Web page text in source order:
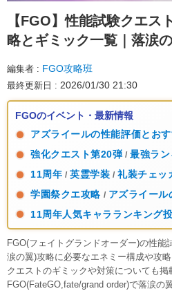
【FGO】性能試験クエス
略とギミック一覧｜落涙
編集者 FGO攻略班
最終更新日 2026/01/30 21:30
FGOのイベント・最新情報
アズライールの性能評価とお
強化クエスト第20弾 / 最強ラ
11周年 / 英霊学装 / 礼装チェッ
学園祭クエ攻略 / アズライール
11周年人気キャラランキング投
FGO(フェイトグランドオーダー)の性能
涙の翼)攻略に必要なエネミー構成や攻
クエストのギミックや対策についても掲
FGO(FateGO,fate/grand order)で落涙の